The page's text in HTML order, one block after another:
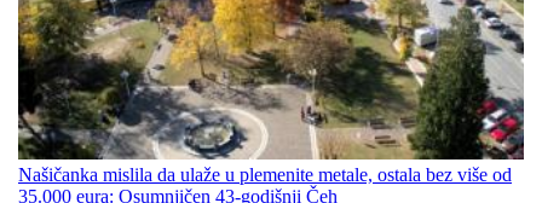
Našičanka mislila da ulaže u plemenite metale, ostala bez više od
35.000 eura: Osumnjičen 43-godišnji Čeh